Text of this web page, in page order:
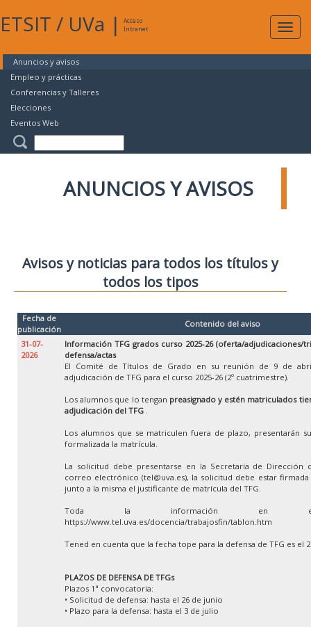
ETSIT / UVa |
Acceso
Intranet
Anuncios y avisos
Empleo y prácticas
Conferencias y Talleres
Elecciones
Eventos Web
ANUNCIOS Y AVISOS
Avisos y noticias para todos los títulos y
todos los tipos
Fecha de
publicación
Contenido del aviso
31-07-
2026
Información TFG grados curso 2025-26 (oferta/adjudicaciones/
defensa/actas
El Comité de Títulos de Grado en su reunión de 9 de
adjudicación de TFG para el curso 2025-26 (2º cuatrimestre).
Los alumnos que lo tengan preasignado y estén matriculados
adjudicación del TFG .
Los alumnos que se matriculen fuera de plazo, presentarán
formalizada la matrícula.
La solicitud debe presentarse en la Secretaría de Dirección
correo electrónico (tel@uva.es), la solicitud debe estar
junto a la misma el justificante de matrícula del TFG.
Toda la información en
https://www.tel.uva.es/docencia/trabajosfin/tablon.htm
Tened en cuenta que la fecha tope para la defensa de TFG es el
PLAZOS DE DEFENSA DE TFGs
Plazos 1ª convocatoria:
• Solicitud de defensa: hasta el 26 de junio
• Plazo para la defensa: hasta el 3 de julio